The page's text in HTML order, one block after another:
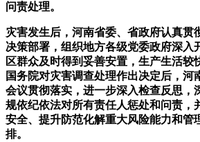
问责处理。
灾害发生后，河南省委、省政府认真贯
决策部署，组织地方各级党委政府深入
区群众及时得到妥善安置，生产生活较
国务院对灾害调查处理作出决定后，河
会议贯彻落实，进一步深入检查反思，
规依纪依法对所有责任人惩处和问责，
安全、提升防范化解重大风险能力和管
排。